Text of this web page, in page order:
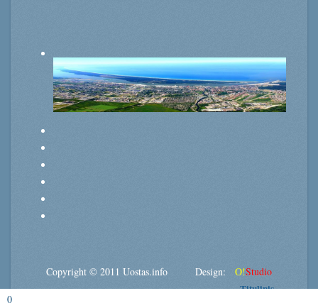
0
Copyright © 2011 Uostas.info Design: O!Studio
Titulinis